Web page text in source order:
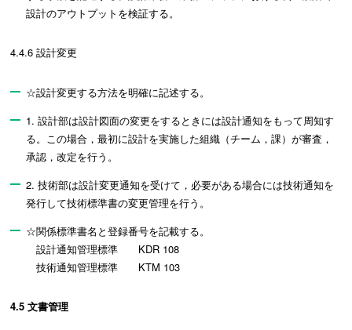
設計のアウトプットを検証する。
4.4.6 設計変更
☆設計変更する方法を明確に記述する。
1. 設計部は設計図面の変更をするときには設計通知をもって周知す
る。この場合，最初に設計を実施した組織（チーム，課）が審査，
承認，改定を行う。
2. 技術部は設計変更通知を受けて，必要がある場合には技術通知を
発行して技術標準書の変更管理を行う。
☆関係標準書名と登録番号を記載する。
設計通知管理標準 KDR 108
技術通知管理標準 KTM 103
4.5 文書管理